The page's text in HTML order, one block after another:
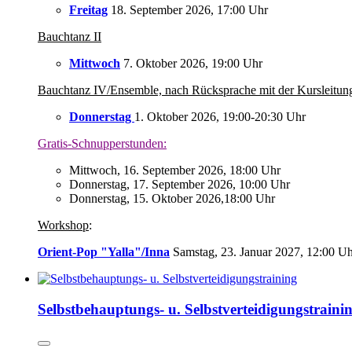
Freitag 18. September 2026, 17:00 Uhr
Bauchtanz II
Mittwoch 7. Oktober 2026, 19:00 Uhr
Bauchtanz IV/Ensemble, nach Rücksprache mit der
Donnerstag 1. Oktober 2026, 19:00-20:30 Uhr
Gratis-Schnupperstunden:
Mittwoch, 16. September 2026, 18:00 Uhr
Donnerstag, 17. September 2026, 10:00 Uhr
Donnerstag, 15. Oktober 2026,18:00 Uhr
Workshop:
Orient-Pop "Yalla"/Inna Samstag, 23. Januar 2027, 12:00
Selbstbehauptungs- u.